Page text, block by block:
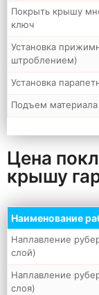
Покрыть крышу
ключ
Установка
штроблением)
Установка
Подъем
Цена
крышу
Наименование
Наплавление
слой)
Наплавление
слоя)